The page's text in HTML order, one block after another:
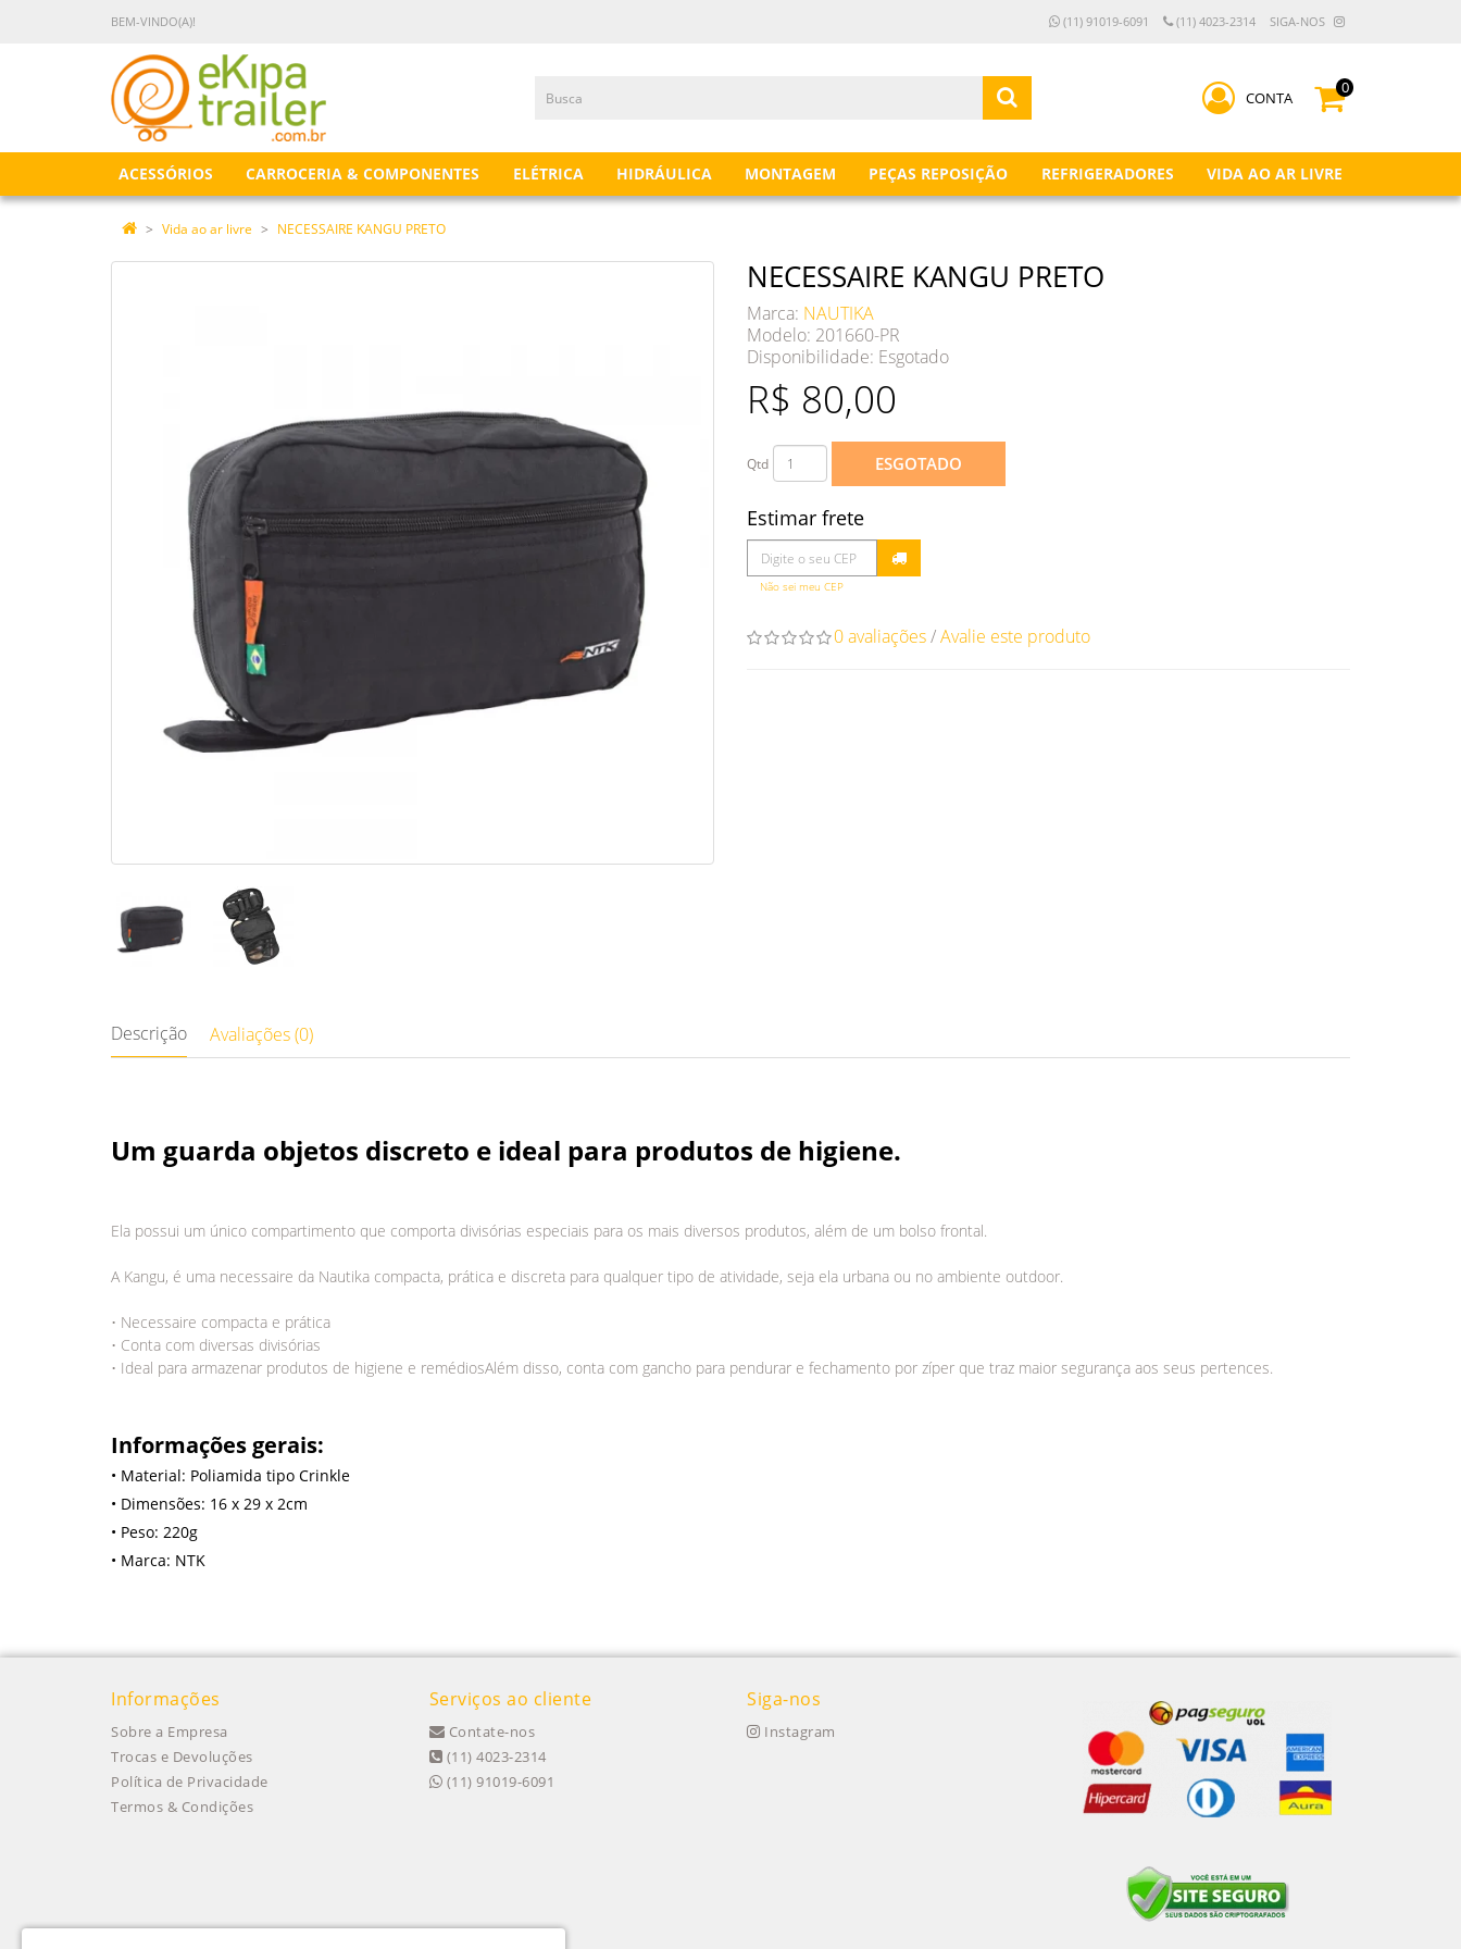
BEM-VINDO(A)! (11) 91019-6091 (11) 4023-2314 SIGA-NOS
CONTA
0
ACESSÓRIOS CARROCERIA & COMPONENTES ELÉTRICA HIDRÁULICA MONTAGEM PEÇAS REPOSIÇÃO REFRIGERADORES VIDA AO AR LIVRE
Vida ao ar livre NECESSAIRE KANGU PRETO
NECESSAIRE KANGU PRETO
Marca: NAUTIKA
Modelo: 201660-PR
Disponibilidade: Esgotado
R$ 80,00
Qtd ESGOTADO
Estimar frete
Não sei meu CEP
0 avaliações/Avalie este produto
Descrição Avaliações (0)
Um guarda objetos discreto e ideal para produtos de higiene.
Ela possui um único compartimento que comporta divisórias especiais para os mais diversos produtos, além de um bolso frontal.
A Kangu, é uma necessaire da Nautika compacta, prática e discreta para qualquer tipo de atividade, seja ela urbana ou no ambiente outdoor.
• Necessaire compacta e prática
• Conta com diversas divisórias
• Ideal para armazenar produtos de higiene e remédiosAlém disso, conta com gancho para pendurar e fechamento por zíper que traz maior segurança aos seus pertences.
Informações gerais:
• Material: Poliamida tipo Crinkle
• Dimensões: 16 x 29 x 2cm
• Peso: 220g
• Marca: NTK
Informações
Sobre a Empresa
Trocas e Devoluções
Política de Privacidade
Termos & Condições
Serviços ao cliente
Contate-nos
(11) 4023-2314
(11) 91019-6091
Siga-nos
Instagram